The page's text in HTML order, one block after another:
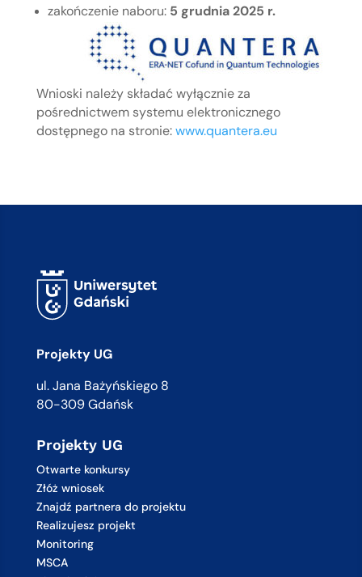
zakończenie naboru: 5 grudnia 2025 r.
Wnioski należy składać wyłącznie za
pośrednictwem systemu elektronicznego
dostępnego na stronie:www.quantera.eu
Projekty UG
ul. Jana Bażyńskiego 8
80-309 Gdańsk
Projekty UG
Otwarte konkursy
Złóż wniosek
Znajdź partnera do projektu
Realizujesz projekt
Monitoring
MSCA